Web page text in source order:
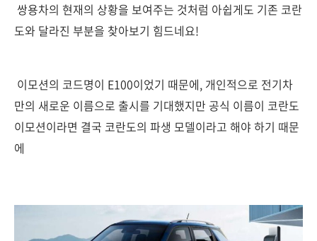
쌍용차의 현재의 상황을 보여주는 것처럼 아쉽게도 기존 코란
도와 달라진 부분을 찾아보기 힘드네요!
이모션의 코드명이 E100이었기 때문에, 개인적으로 전기차
만의 새로운 이름으로 출시를 기대했지만 공식 이름이 코란도
이모션이라면 결국 코란도의 파생 모델이라고 해야 하기 때문
에